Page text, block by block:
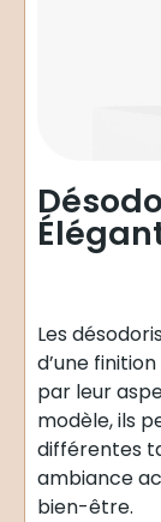
Les
d’une
par leur
modèle, ils
différentes
ambiance
bien-être.